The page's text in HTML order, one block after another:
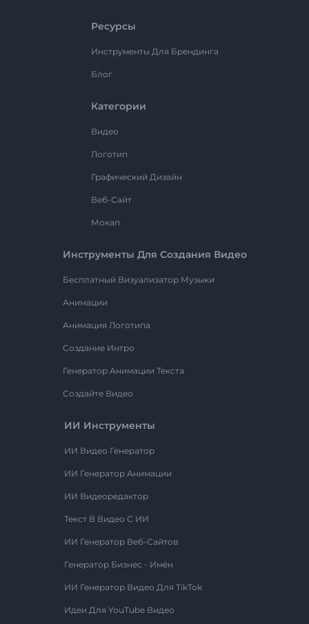
Ресурсы
Инструменты Для Брендинга
Блог
Категории
Видео
Логотип
Графический Дизайн
Веб-Сайт
Мокап
Инструменты Для Создания Видео
Бесплатный Визуализатор Музыки
Анимации
Анимация Логотипа
Создание Интро
Генератор Анимации Текста
Создайте Видео
ИИ Инструменты
ИИ Видео Генератор
ИИ Генератор Анимации
ИИ Видеоредактор
Текст В Видео С ИИ
ИИ Генератор Веб-Сайтов
Генератор Бизнес - Имён
ИИ Генератор Видео Для TikTok
Идеи Для YouTube Видео